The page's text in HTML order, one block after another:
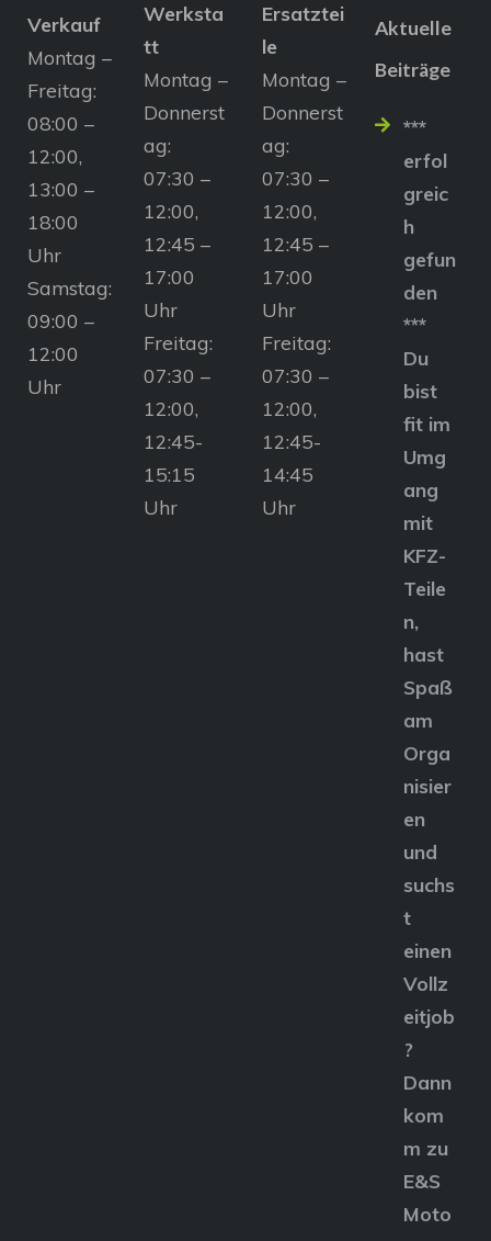
Verkauf
Montag –
Freitag:
08:00 –
12:00,
13:00 –
18:00
Uhr
Samstag:
09:00 –
12:00
Uhr
Werksta
tt
Montag –
Donnerst
ag:
07:30 –
12:00,
12:45 –
17:00
Uhr
Freitag:
07:30 –
12:00,
12:45-
15:15
Uhr
Ersatztei
le
Montag –
Donnerst
ag:
07:30 –
12:00,
12:45 –
17:00
Uhr
Freitag:
07:30 –
12:00,
12:45-
14:45
Uhr
Aktuelle
Beiträge
***
erfol
greic
h
gefun
den
***
Du
bist
fit im
Umg
ang
mit
KFZ-
Teile
n,
hast
Spaß
am
Orga
nisier
en
und
suchs
t
einen
Vollz
eitjob
?
Dann
kom
m zu
E&S
Moto